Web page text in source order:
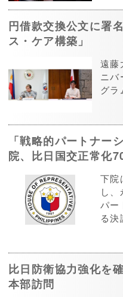
円借款交換公文に署
ス・ケア構築」
遠藤
ニバ
グラ
「戦略的パートナ
院、比日国交正常化
下院
し
パー
る決
比日防衛協力強化を
本部訪問